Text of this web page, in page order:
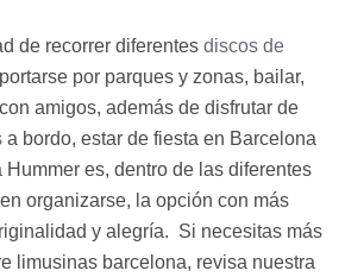
de recorrer diferentes discos de
por parques y zonas, bailar,
amigos, además de disfrutar de
a bordo, estar de fiesta en Barcelona
Hummer es, dentro de las diferentes
organizarse, la opción con más
y alegría. Si necesitas más
limusinas barcelona, revisa nuestra